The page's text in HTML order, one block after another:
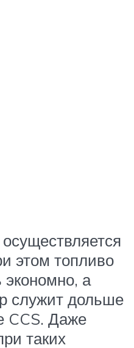
этом топливо
экономно, а
служит дольше
CCS. Даже
таких